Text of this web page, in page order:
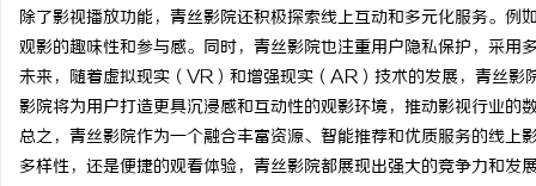
除了影视播放功能，青丝影院还积极探索线上互动和多元化服务。
观影的趣味性和参与感。同时，青丝影院也注重用户隐私保护，采用
未来，随着虚拟现实（VR）和增强现实（AR）技术的发展，青丝
影院将为用户打造更具沉浸感和互动性的观影环境，推动影视行业的
总之，青丝影院作为一个融合丰富资源、智能推荐和优质服务的线
多样性，还是便捷的观看体验，青丝影院都展现出强大的竞争力和